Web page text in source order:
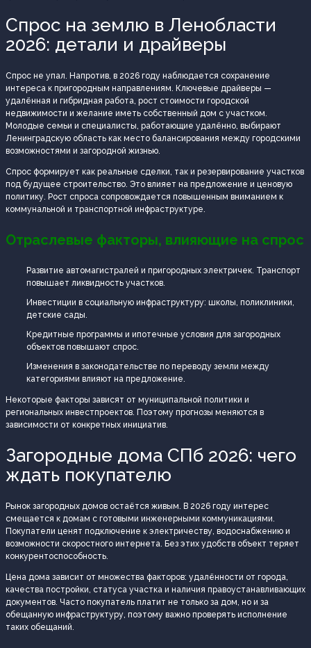
Спрос на землю в Ленобласти
2026: детали и драйверы
Спрос не упал. Напротив, в 2026 году наблюдается сохранение
интереса к пригородным направлениям. Ключевые драйверы —
удалённая и гибридная работа, рост стоимости городской
недвижимости и желание иметь собственный дом с участком.
Молодые семьи и специалисты, работающие удалённо, выбирают
Ленинградскую область как место балансирования между городскими
возможностями и загородной жизнью.
Спрос формирует как реальные сделки, так и резервирование участков
под будущее строительство. Это влияет на предложение и ценовую
политику. Рост спроса сопровождается повышенным вниманием к
коммунальной и транспортной инфраструктуре.
Отраслевые факторы, влияющие на спрос
Развитие автомагистралей и пригородных электричек. Транспорт
повышает ликвидность участков.
Инвестиции в социальную инфраструктуру: школы, поликлиники,
детские сады.
Кредитные программы и ипотечные условия для загородных
объектов повышают спрос.
Изменения в законодательстве по переводу земли между
категориями влияют на предложение.
Некоторые факторы зависят от муниципальной политики и
региональных инвестпроектов. Поэтому прогнозы меняются в
зависимости от конкретных инициатив.
Загородные дома СПб 2026: чего
ждать покупателю
Рынок загородных домов остаётся живым. В 2026 году интерес
смещается к домам с готовыми инженерными коммуникациями.
Покупатели ценят подключение к электричеству, водоснабжению и
возможности скоростного интернета. Без этих удобств объект теряет
конкурентоспособность.
Цена дома зависит от множества факторов: удалённости от города,
качества постройки, статуса участка и наличия правоустанавливающих
документов. Часто покупатель платит не только за дом, но и за
обещанную инфраструктуру, поэтому важно проверять исполнение
таких обещаний.